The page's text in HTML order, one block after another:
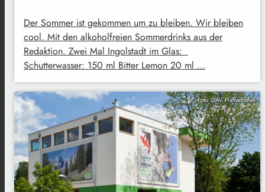
Der Sommer ist gekommen um zu bleiben. Wir bleiben
cool. Mit den alkoholfreien Sommerdrinks aus der
Redaktion. Zwei Mal Ingolstadt im Glas:
Schutterwasser: 150 ml Bitter Lemon 20 ml …
Foto: DAV Pfaffenhofen